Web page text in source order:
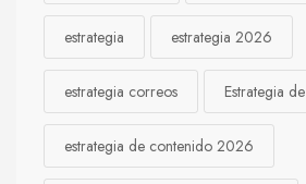
estrategia estrategia 2026
estrategia correos Estrategia
estrategia de contenido 2026